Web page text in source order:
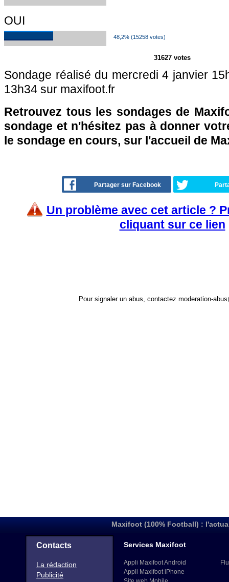
OUI
48,2% (15258 votes)
31627 votes
Sondage réalisé du mercredi 4 janvier
13h34 sur maxifoot.fr
Retrouvez tous les sondages de
sondage et n'hésitez pas à donner
le sondage en cours, sur l'accueil de
Partager sur Facebook
Un problème avec cet article ?
cliquant sur ce lien
Pour signaler un abus, contactez moderation-
Maxifoot (100% Football) :
Contacts
La rédaction
Publicité
Services Maxifoot
Appli Maxifoot Android
Appli Maxifoot iPhone